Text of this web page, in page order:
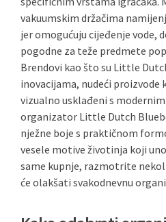
vakuumskim držačima
jer omogućuju cijeđenje vode,
pogodne za teže predmete
Brendovi kao što su Little
inovacijama, nudeći proizvode
vizualno usklađeni s
organizator Little Dutch
nježne boje s praktičnom
vesele motive životinja koji
same kupnje, razmotrite
će olakšati svakodnevnu